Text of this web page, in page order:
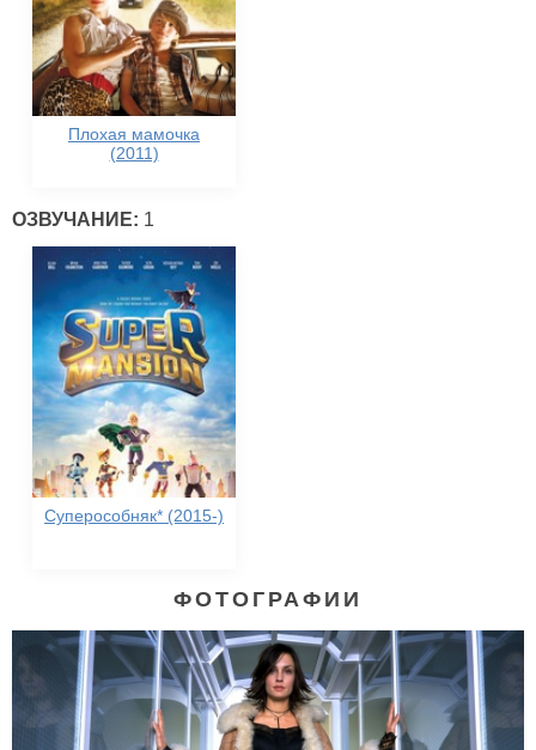
Плохая мамочка
(2011)
ОЗВУЧАНИЕ: 1
Суперособняк* (2015-)
ФОТОГРАФИИ